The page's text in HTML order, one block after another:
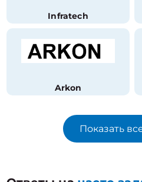
Infratech
Arkon
Показать